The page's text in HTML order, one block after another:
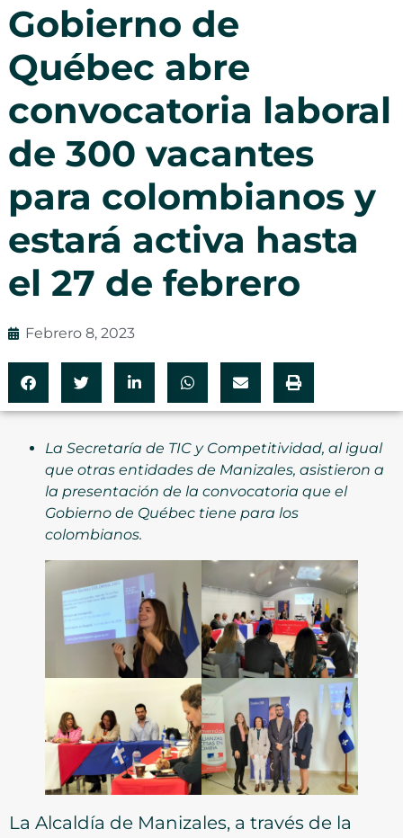
Gobierno de
Québec abre
convocatoria laboral
de 300 vacantes
para colombianos y
estará activa hasta
el 27 de febrero
Febrero 8, 2023
La Secretaría de TIC y Competitividad, al igual
que otras entidades de Manizales, asistieron a
la presentación de la convocatoria que el
Gobierno de Québec tiene para los
colombianos.
La Alcaldía de Manizales, a través de la